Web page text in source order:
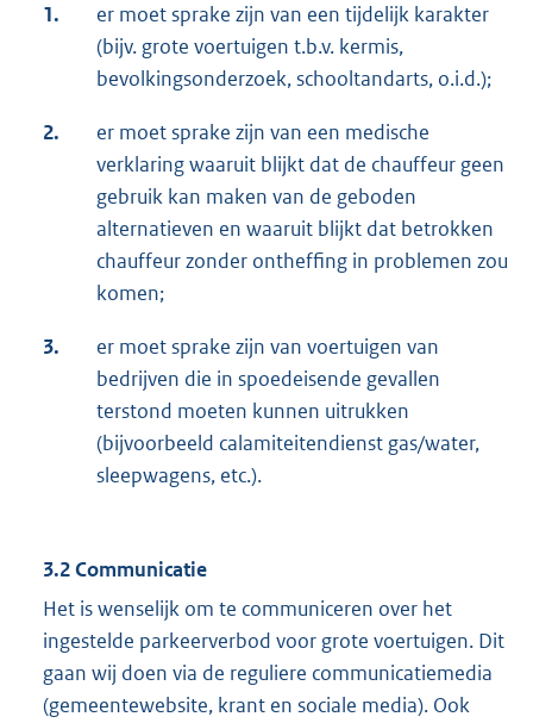
1.
er moet sprake zijn van een tijdelijk karakter
(bijv. grote voertuigen t.b.v. kermis,
bevolkingsonderzoek, schooltandarts, o.i.d.);
2.
er moet sprake zijn van een medische
verklaring waaruit blijkt dat de chauffeur geen
gebruik kan maken van de geboden
alternatieven en waaruit blijkt dat betrokken
chauffeur zonder ontheffing in problemen zou
komen;
3.
er moet sprake zijn van voertuigen van
bedrijven die in spoedeisende gevallen
terstond moeten kunnen uitrukken
(bijvoorbeeld calamiteitendienst gas/water,
sleepwagens, etc.).
3.2 Communicatie
Het is wenselijk om te communiceren over het
ingestelde parkeerverbod voor grote voertuigen. Dit
gaan wij doen via de reguliere communicatiemedia
(gemeentewebsite, krant en sociale media). Ook